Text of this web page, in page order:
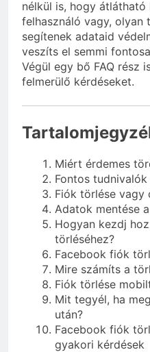
nélkül is, hogy átlátható
felhasználó vagy, olyan
segítenek adataid
veszíts el semmi
Végül egy bő FAQ rész
felmerülő kérdéseket.
Miért érdemes
Fontos
Fiók törlése vagy
Adatok mentése
Hogyan kezdj
törléséhez?
Facebook fiók
Mire számíts a
Fiók törlése
Mit tegyél, ha
után?
Facebook fiók
gyakori kérdések